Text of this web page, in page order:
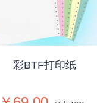
彩BTF打印纸